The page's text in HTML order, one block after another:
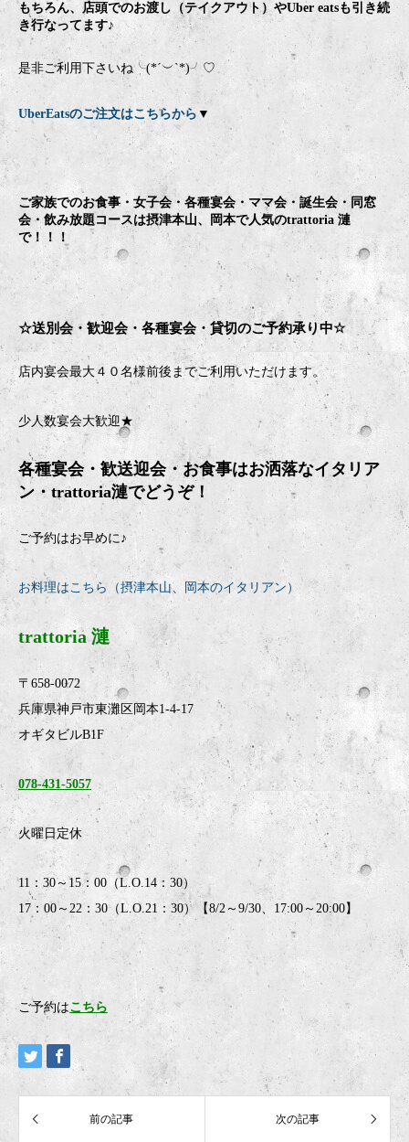
もちろん、店頭でのお渡し（テイクアウト）やUber eatsも引き続
き行なってます♪
是非ご利用下さいね╰(*´︶`*)╯♡
UberEatsのご注文はこちらから ▼
ご家族でのお食事・女子会・各種宴会・ママ会・誕生会・同窓
会・飲み放題コースは摂津本山、岡本で人気のtrattoria 漣
で！！！
☆送別会・歓迎会・ 各種宴会・貸切のご予約承り中☆
店内宴会最大４０名様前後までご利用いただけます。
少人数宴会大歓迎★
各種宴会・歓送迎会・お食事はお洒落なイタリア
ン・trattoria漣でどうぞ！
ご予約はお早めに♪
お料理はこちら（摂津本山、岡本のイタリアン）
trattoria 漣
〒658-0072
兵庫県神戸市東灘区岡本1-4-17
オギタビルB1F
078-431-5057
火曜日定休
11：30～15：00（L.O.14：30）
17：00～22：30（L.O.21：30）【8/2～9/30、17:00～20:00】
ご予約はこちら